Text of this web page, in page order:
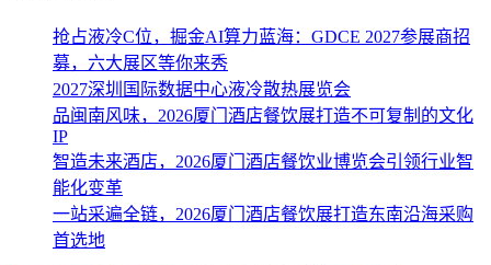
抢占液冷C位，掘金AI算力蓝海：GDCE 2027参展商招
募，六大展区等你来秀
2027深圳国际数据中心液冷散热展览会
品闽南风味，2026厦门酒店餐饮展打造不可复制的文化
IP
智造未来酒店，2026厦门酒店餐饮业博览会引领行业智
能化变革
一站采遍全链，2026厦门酒店餐饮展打造东南沿海采购
首选地